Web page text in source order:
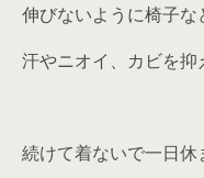
伸びないように椅子な
汗やニオイ、カビを抑
続けて着ないで一日休